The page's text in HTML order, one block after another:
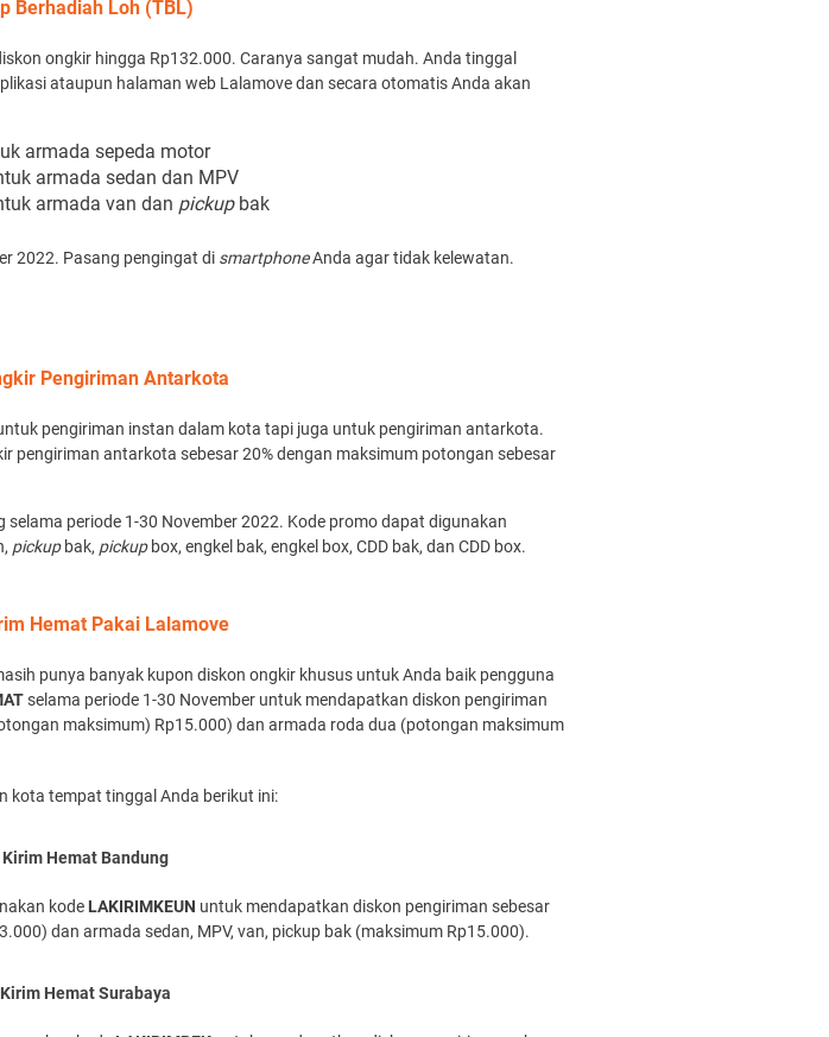
Berhadiah Loh (TBL)
ongkir hingga Rp132.000. Caranya sangat mudah. Anda tinggal
ataupun halaman web Lalamove dan secara otomatis Anda akan
armada sepeda motor
armada sedan dan MPV
armada van dan pickup bak
2022. Pasang pengingat di smartphoneAnda agar tidak kelewatan.
Pengiriman Antarkota
pengiriman instan dalam kota tapi juga untuk pengiriman antarkota.
pengiriman antarkota sebesar 20% dengan maksimum potongan sebesar
periode 1-30 November 2022. Kode promo dapat digunakan
pickupbak, pickup box, engkel bak, engkel box, CDD bak, dan CDD box.
Hemat Pakai Lalamove
punya banyak kupon diskon ongkir khusus untuk Anda baik pengguna
selama periode 1-30 November untuk mendapatkan diskon pengiriman
maksimum) Rp15.000) dan armada roda dua (potongan maksimum
kota tempat tinggal Anda berikut ini:
Hemat Bandung
kode LAKIRIMKEUN untuk mendapatkan diskon pengiriman sebesar
dan armada sedan, MPV, van, pickup bak (maksimum Rp15.000).
Hemat Surabaya